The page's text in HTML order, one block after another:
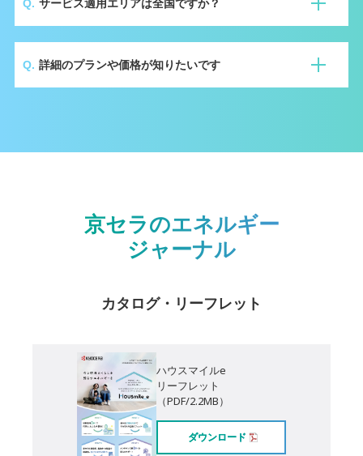
いただけません。
電システム及び蓄電システムの設置条件を満たす必
詳細のプランや価格が知りたいです
京セラのエネルギー
ジャーナル
カタログ・リーフレット
ハウスマイルe
リーフレット
（PDF/2.2MB）
ダウンロード